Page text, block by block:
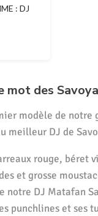
: DJ
mot des
modèle de notre
meilleur DJ de
rouge, béret
et grosse
notre DJ Matafan
punchlines et ses